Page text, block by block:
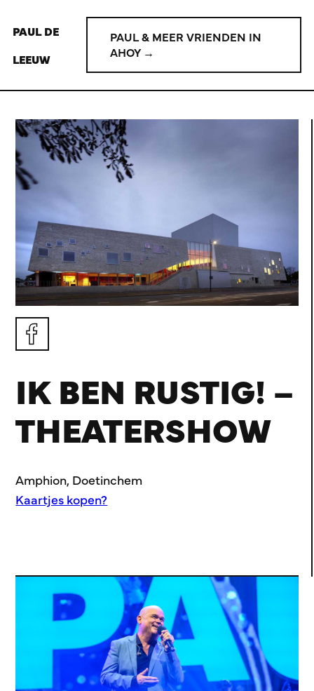
PAUL DE
LEEUW
PAUL & MEER VRIENDEN IN
AHOY →
IK BEN RUSTIG! –
THEATERSHOW
Amphion, Doetinchem
Kaartjes kopen?